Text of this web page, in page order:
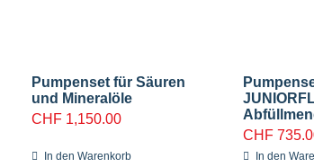
Pumpenset für Säuren
und Mineralöle
CHF 1,150.00
In den Warenkorb
CHF
In den